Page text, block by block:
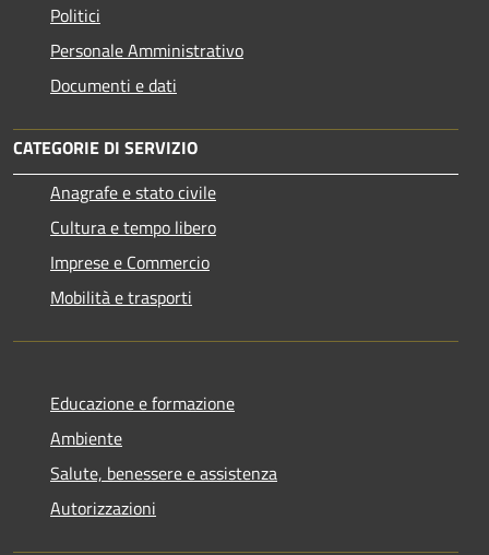
Politici
Personale Amministrativo
Documenti e dati
CATEGORIE DI SERVIZIO
Anagrafe e stato civile
Cultura e tempo libero
Imprese e Commercio
Mobilità e trasporti
Educazione e formazione
Ambiente
Salute, benessere e assistenza
Autorizzazioni